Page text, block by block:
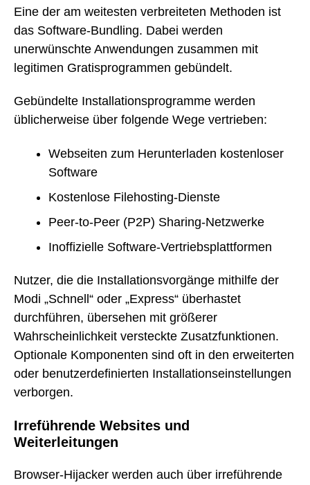
Eine der am weitesten verbreiteten Methoden ist
das Software-Bundling. Dabei werden
unerwünschte Anwendungen zusammen mit
legitimen Gratisprogrammen gebündelt.
Gebündelte Installationsprogramme werden
üblicherweise über folgende Wege vertrieben:
Webseiten zum Herunterladen kostenloser
Software
Kostenlose Filehosting-Dienste
Peer-to-Peer (P2P) Sharing-Netzwerke
Inoffizielle Software-Vertriebsplattformen
Nutzer, die die Installationsvorgänge mithilfe der
Modi „Schnell“ oder „Express“ überhastet
durchführen, übersehen mit größerer
Wahrscheinlichkeit versteckte Zusatzfunktionen.
Optionale Komponenten sind oft in den erweiterten
oder benutzerdefinierten Installationseinstellungen
verborgen.
Irreführende Websites und
Weiterleitungen
Browser-Hijacker werden auch über irreführende